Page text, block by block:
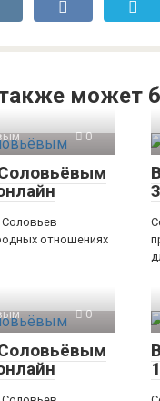
может
0
Соловьев
отношениях
0